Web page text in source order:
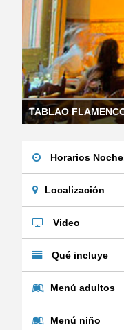
TABLAO
Horarios
Localización
Video
Qué incluye
Menú adultos
Menú niño